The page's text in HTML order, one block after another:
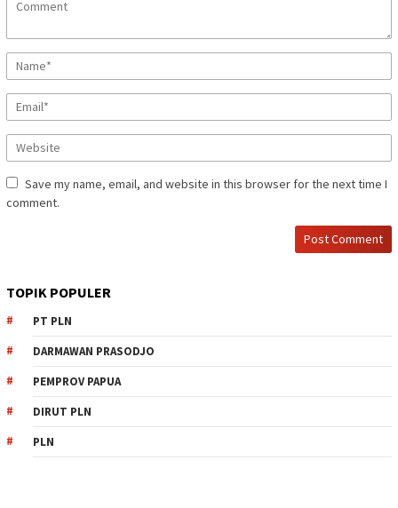
Save my name, email, and website in this browser for the next time I
comment.
TOPIK POPULER
PT PLN
DARMAWAN PRASODJO
PEMPROV PAPUA
DIRUT PLN
PLN